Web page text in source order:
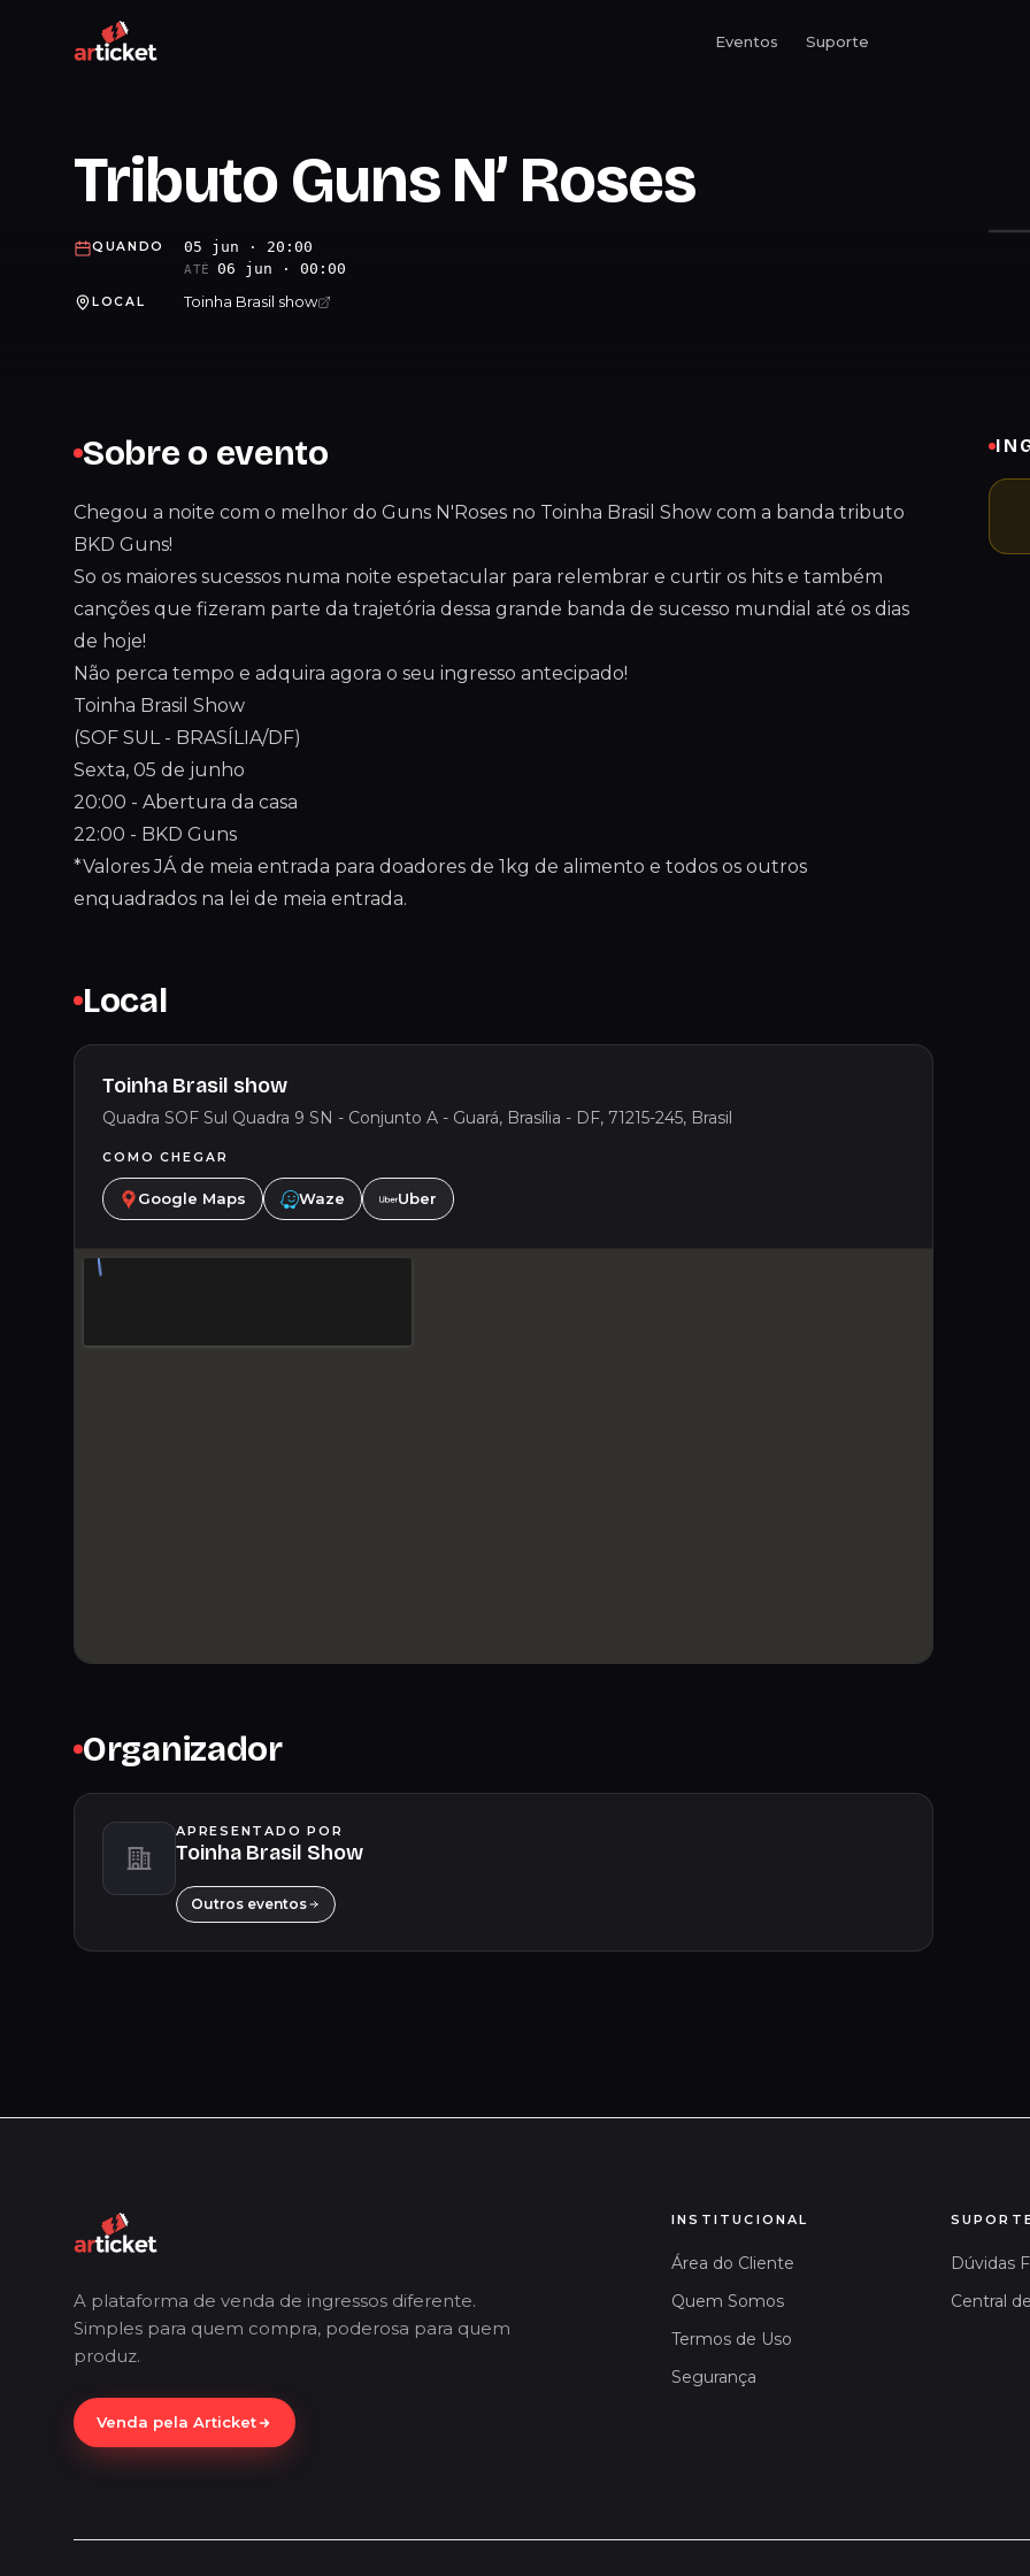
Eventos Suporte
Tributo Guns N’ Roses
QUANDO 05 jun · 20:00
ATÉ 06 jun · 00:00
LOCAL Toinha Brasil show
Sobre o evento
Chegou a noite com o melhor do Guns N'Roses no Toinha Brasil Show com a banda tributo
BKD Guns!
So os maiores sucessos numa noite espetacular para relembrar e curtir os hits e também
canções que fizeram parte da trajetória dessa grande banda de sucesso mundial até os dias
de hoje!
Não perca tempo e adquira agora o seu ingresso antecipado!
Toinha Brasil Show
(SOF SUL - BRASÍLIA/DF)
Sexta, 05 de junho
20:00 - Abertura da casa
22:00 - BKD Guns
*Valores JÁ de meia entrada para doadores de 1kg de alimento e todos os outros
enquadrados na lei de meia entrada.
Local
Toinha Brasil show
Quadra SOF Sul Quadra 9 SN - Conjunto A - Guará, Brasília - DF, 71215-245, Brasil
COMO CHEGAR
Google Maps Waze Uber
Organizador
APRESENTADO POR
Toinha Brasil Show
Outros eventos
A plataforma de venda de ingressos diferente.
Simples para quem compra, poderosa para quem
produz.
Venda pela Articket
INSTITUCIONAL
Área do Cliente
Quem Somos
Termos de Uso
Segurança
Dúvidas
Central